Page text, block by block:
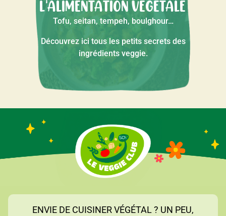
L'ALIMENTATION VÉGÉTALE
Tofu, seitan, tempeh, boulghour…
Découvrez ici tous les petits secrets des
ingrédients veggie.
ENVIE DE CUISINER VÉGÉTAL ? UN PEU,